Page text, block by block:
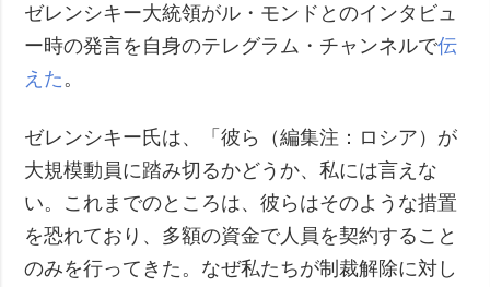
ゼレンシキー大統領がル・モンドとのインタビュ
ー時の発言を自身のテレグラム・チャンネルで伝
えた 。
ゼレンシキー氏は、「彼ら（編集注：ロシア）が
大規模動員に踏み切るかどうか、私には言えな
い。これまでのところは、彼らはそのような措置
を恐れており、多額の資金で人員を契約すること
のみを行ってきた。なぜ私たちが制裁解除に対し